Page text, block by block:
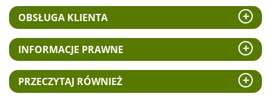
OBSŁUGA KLIENTA
INFORMACJE PRAWNE
PRZECZYTAJ RÓWNIEŻ